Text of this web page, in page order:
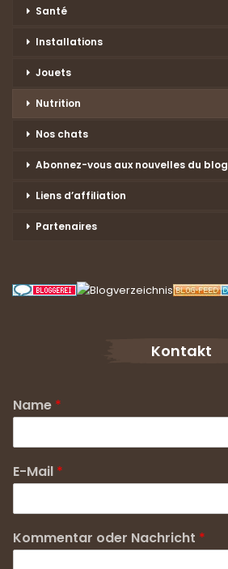
Santé
Installations
Jouets
Nutrition
Nos chats
Abonnez-vous aux nouvelles du blog
Liens d’affiliation
Partenaires
Kontakt
Name *
E-Mail *
Kommentar oder Nachricht *